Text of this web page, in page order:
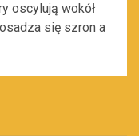
oscylują wokół
się szron a